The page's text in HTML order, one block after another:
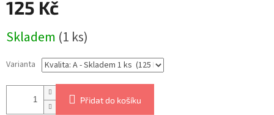
125 Kč
cena:
Skladem (1 ks)
Varianta
Přidat do košíku